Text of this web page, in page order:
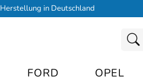
Herstellung in Deutschland
FORD OPEL